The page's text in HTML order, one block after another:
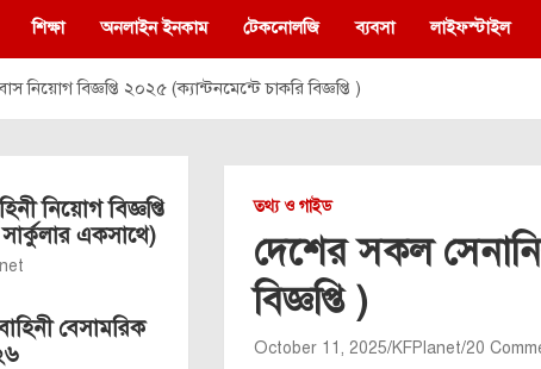
শিক্ষা অনলাইন ইনকাম টেকনোলজি ব্যবসা লাইফস্টাইল
নিয়োগ বিজ্ঞপ্তি ২০২৫ (ক্যান্টনমেন্টে চাকরি বিজ্ঞপ্তি )
তথ্য ও গাইড
দেশের সকল
বিজ্ঞপ্তি )
October 11, 2025 KFPlanet 20
নিয়োগ বিজ্ঞপ্তি
একসাথে)
বেসামরিক